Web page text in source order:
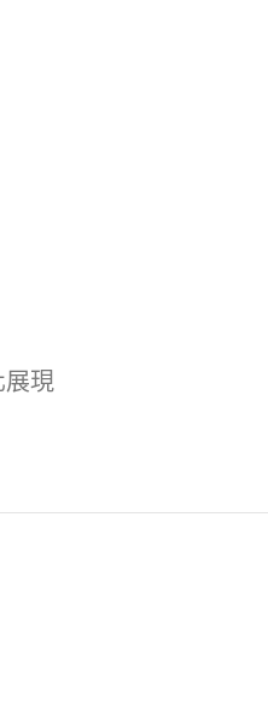
展現